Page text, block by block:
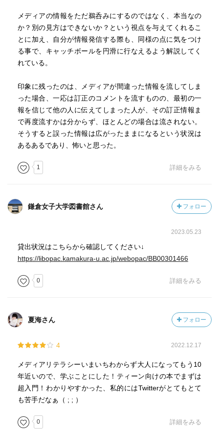
メディアの情報をただ鵜呑みにするのではなく、本当なの
か？別の見方はできないか？という視点を与えてくれるこ
とに加え、自分が情報発信する際も、同様の点に気をつけ
る事で、キャッチボールを円滑に行なえるよう解説してく
れている。
印象に残ったのは、メディアが間違った情報を流してしま
った場合、一応は訂正のコメントを流すものの、最初の一
報を信じて他の人に伝えてしまった人が、その訂正情報ま
で再度流すかは分からず、ほとんどの場合は流されない。
そうすると誤った情報は広がったままになるという状況は
あるあるであり、怖いと思った。
1 詳細をみる
鎌倉女子大学図書館さん フォロー
2023.05.23
貸出状況はこちらから確認してください↓
https://libopac.kamakura-u.ac.jp/webopac/BB00301466
0 詳細をみる
夏海さん フォロー
4 2022.12.17
メディアリテラシーいまいちわからず大人になってもう10
年近いので、学ぶことにした！ティーン向けの本でまずは
超入門！わかりやすかった、私的にはTwitterがとてもとて
も苦手だなぁ（ ; ; ）
0 詳細をみる